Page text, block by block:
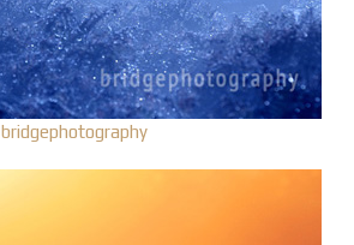
bridgephotography